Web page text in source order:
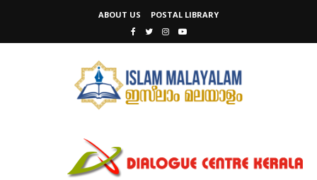
ABOUT US POSTAL LIBRARY